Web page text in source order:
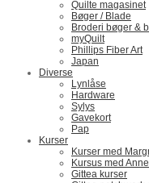
Quilte magasinet
Bøger / Blade
Broderi bøger &
myQuilt
Phillips Fiber Art
Japan
Diverse
Lynlåse
Hardware
Sylys
Gavekort
Pap
Kurser
Kurser med
Kursus med
Gittea kurser